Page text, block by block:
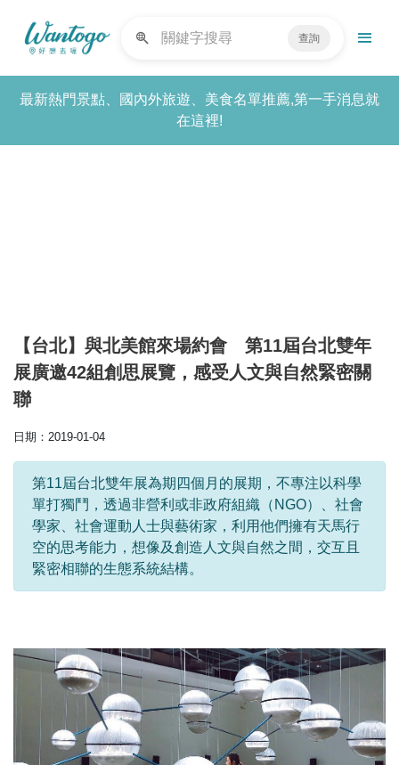
查詢
最新熱門景點、國內外旅遊、美食名單推薦,第一手消息就
在這裡!
【台北】與北美館來場約會 第11屆台北雙年
展廣邀42組創思展覽，感受人文與自然緊密關
聯
日期：2019-01-04
第11屆台北雙年展為期四個月的展期，不專注以科學
單打獨鬥，透過非營利或非政府組織（NGO）、社會
學家、社會運動人士與藝術家，利用他們擁有天馬行
空的思考能力，想像及創造人文與自然之間，交互且
緊密相聯的生態系統結構。